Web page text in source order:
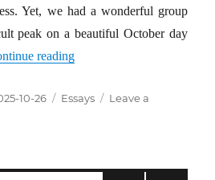
Yet, we had a wonderful group
peak on a beautiful October day
reading
10-26 Categories
Essays
Leave a